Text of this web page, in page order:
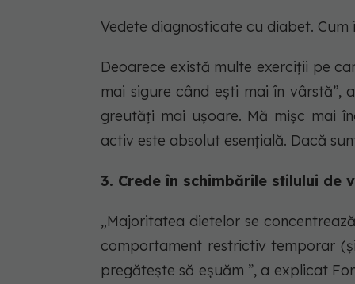
Vedete diagnosticate cu diabet.
Deoarece există multe exerciții pe
mai sigure când ești mai în vârstă”,
greutăți mai ușoare. Mă mișc mai
activ este absolut esențială. Dacă
3. Crede în schimbările stilului de
„Majoritatea dietelor se
comportament restrictiv temporar
pregătește să eșuăm ”, a explicat